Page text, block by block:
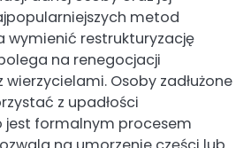
metod
wymienić restrukturyzację
na renegocjacji
wierzycielami. Osoby zadłużone
z upadłości
jest formalnym procesem